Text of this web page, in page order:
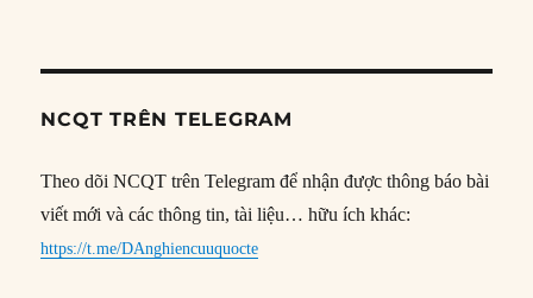
NCQT TRÊN TELEGRAM
Theo dõi NCQT trên Telegram để nhận được thông báo bài
viết mới và các thông tin, tài liệu… hữu ích khác:
https://t.me/DAnghiencuuquocte